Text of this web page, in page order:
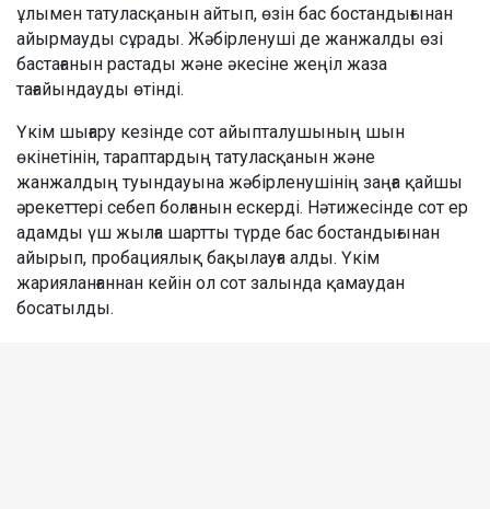
ұлымен татуласқанын айтып, өзін бас бостандығынан
айырмауды сұрады. Жәбірленуші де жанжалды өзі
бастағанын растады және әкесіне жеңіл жаза
тағайындауды өтінді.
Үкім шығару кезінде сот айыпталушының шын
өкінетінін, тараптардың татуласқанын және
жанжалдың туындауына жәбірленушінің заңға қайшы
әрекеттері себеп болғанын ескерді. Нәтижесінде сот ер
адамды үш жылға шартты түрде бас бостандығынан
айырып, пробациялық бақылауға алды. Үкім
жарияланғаннан кейін ол сот залында қамаудан
босатылды.